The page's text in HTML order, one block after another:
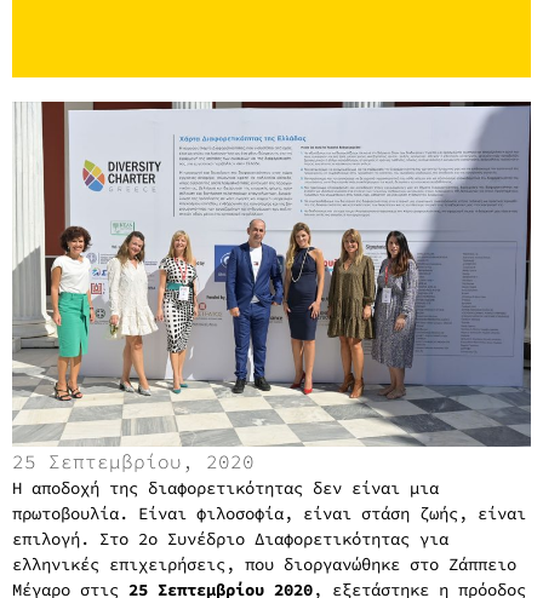
25 Σεπτεμβρίου, 2020
Η αποδοχή της διαφορετικότητας δεν είναι μια
πρωτοβουλία. Είναι φιλοσοφία, είναι στάση ζωής, είναι
επιλογή. Στο 2ο Συνέδριο Διαφορετικότητας για
ελληνικές επιχειρήσεις, που διοργανώθηκε στο Ζάππειο
Μέγαρο στις 25 Σεπτεμβρίου 2020, εξετάστηκε η πρόοδος